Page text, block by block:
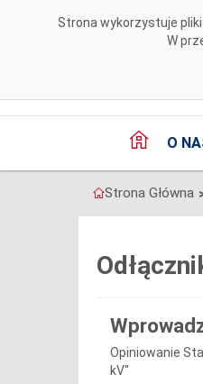
Strona wykorzystuje
W
O
Strona Główna
Opiniowanie
kV"